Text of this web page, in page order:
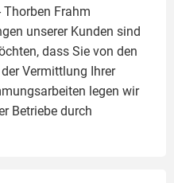
Thorben Frahm
unserer Kunden sind
dass Sie von den
Vermittlung Ihrer
legen wir
Betriebe durch